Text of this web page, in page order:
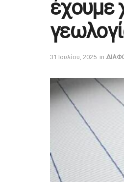
έχουμε
31 Ιουλίου, 2025 in